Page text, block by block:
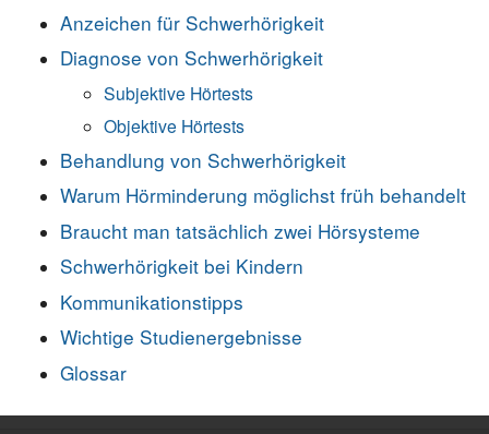
Anzeichen für Schwerhörigkeit
Diagnose von Schwerhörigkeit
Subjektive Hörtests
Objektive Hörtests
Behandlung von Schwerhörigkeit
Warum Hörminderung möglichst früh behandelt
Braucht man tatsächlich zwei Hörsysteme
Schwerhörigkeit bei Kindern
Kommunikationstipps
Wichtige Studienergebnisse
Glossar